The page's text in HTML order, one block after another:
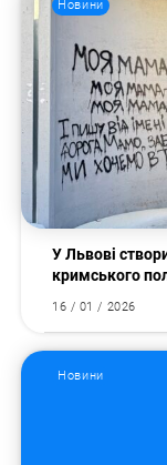
Новини
У Львові
кримського
16 / 01 / 2026
Новини